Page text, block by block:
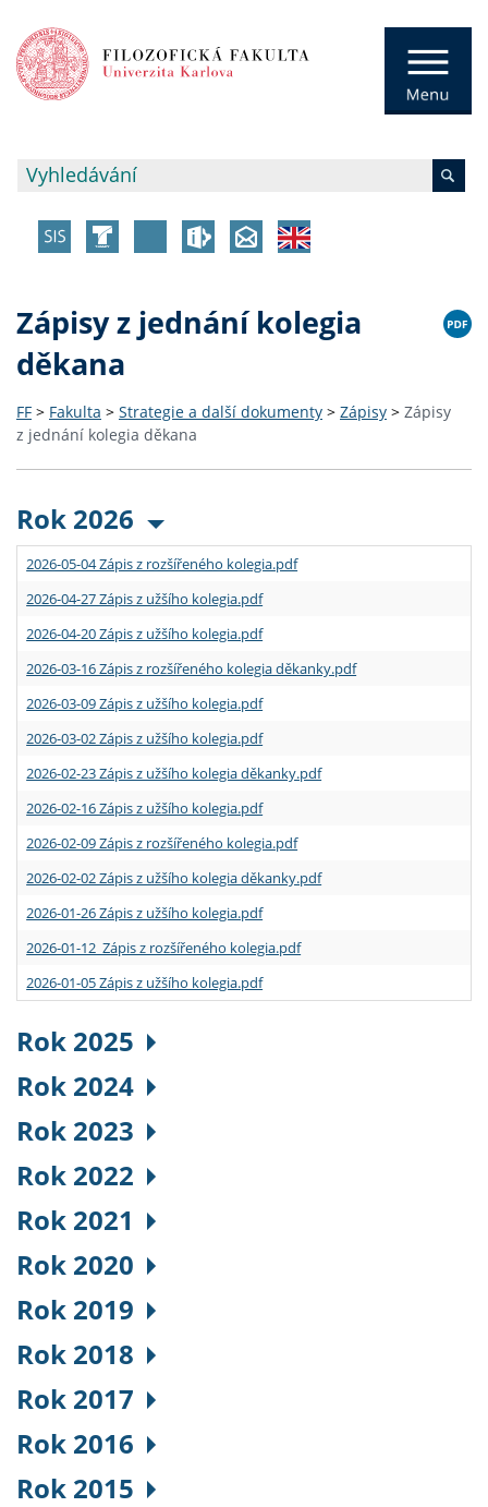
Zápisy z jednání kolegia
děkana
FF > Fakulta > Strategie a další dokumenty > Zápisy > Zápisy
z jednání kolegia děkana
Rok 2026
2026-05-04 Zápis z rozšířeného kolegia.pdf
2026-04-27 Zápis z užšího kolegia.pdf
2026-04-20 Zápis z užšího kolegia.pdf
2026-03-16 Zápis z rozšířeného kolegia děkanky.pdf
2026-03-09 Zápis z užšího kolegia.pdf
2026-03-02 Zápis z užšího kolegia.pdf
2026-02-23 Zápis z užšího kolegia děkanky.pdf
2026-02-16 Zápis z užšího kolegia.pdf
2026-02-09 Zápis z rozšířeného kolegia.pdf
2026-02-02 Zápis z užšího kolegia děkanky.pdf
2026-01-26 Zápis z užšího kolegia.pdf
2026-01-12 Zápis z rozšířeného kolegia.pdf
2026-01-05 Zápis z užšího kolegia.pdf
Rok 2025
Rok 2024
Rok 2023
Rok 2022
Rok 2021
Rok 2020
Rok 2019
Rok 2018
Rok 2017
Rok 2016
Rok 2015